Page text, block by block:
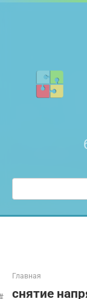
Перейти
Поиск:
Главная
снятие